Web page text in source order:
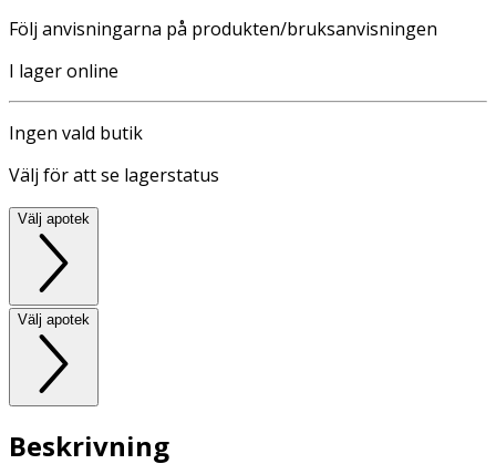
Följ anvisningarna på produkten/bruksanvisningen
I lager online
Ingen vald butik
Välj för att se lagerstatus
Välj apotek
Välj apotek
Beskrivning